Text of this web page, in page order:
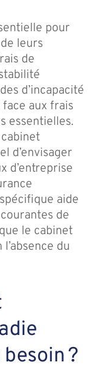
pour
leurs
de
d’incapacité
aux frais
essentielles.
d’envisager
d’entreprise
aide
de
le cabinet
du
?